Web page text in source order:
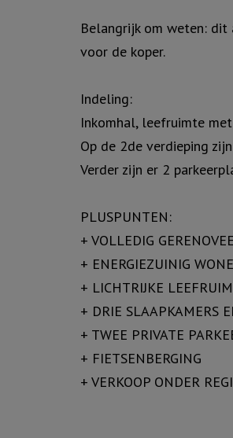
Belangrijk om weten:
voor de koper.
Indeling:
Inkomhal, leefruimte
Op de 2de verdieping
Verder zijn er 2
PLUSPUNTEN:
+ VOLLEDIG
+ ENERGIEZUINIG
+ LICHTRIJKE
+ DRIE SLAAPKAMERS
+ TWEE PRIVATE
+ FIETSENBERGING
+ VERKOOP ONDER